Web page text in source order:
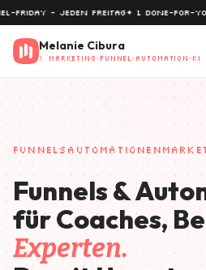
- JEDEN FREITAG✦ 1 DONE-FOR-YOU SLOT
Melanie Cibura
> MARKETING·FUNNEL·AUTOMATION·KI
FUNNELS AUTOMATIONEN
Funnels &
für Coaches,
Experten.